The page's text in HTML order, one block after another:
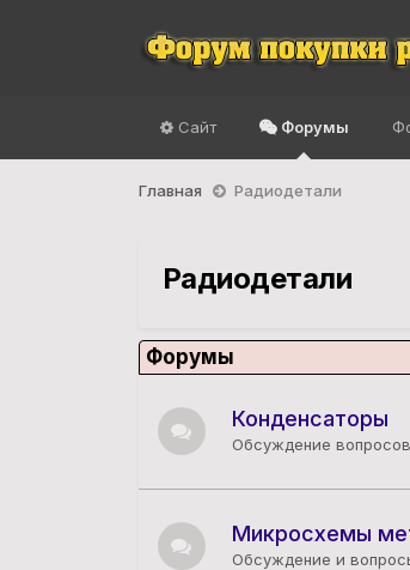
Сайт Форумы
Главная Радиодетали
Радиодетали
Форумы
Конденсаторы
Обсуждение
Микросхемы
Обсуждение и